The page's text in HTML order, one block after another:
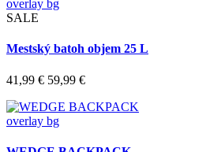
overlay bg
SALE
Mestský batoh objem 25 L
41,99 € 59,99 €
overlay bg